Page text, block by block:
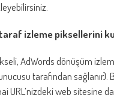
izleme piksellerini
AdWords dönüşüm
tarafından sağlanır).
URL’nizdeki web sitesine